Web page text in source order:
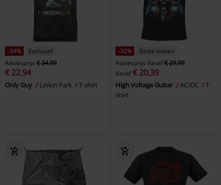
-34%
Exclusief
Adviesprijs € 34,99
€ 22,94
Only Guy Linkin Park T-shirt
-32%
Grote maten
Adviesprijs Vanaf€ 29,99
Vanaf€ 20,39
High Voltage Guitar AC/DC
T-
shirt